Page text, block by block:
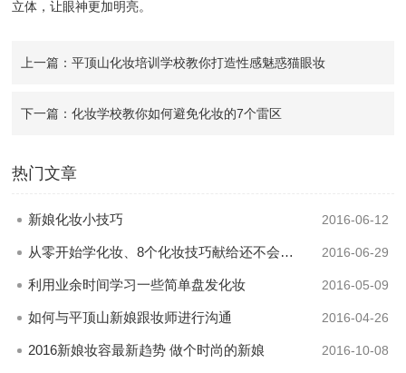
立体，让眼神更加明亮。
上一篇：平顶山化妆培训学校教你打造性感魅惑猫眼妆
下一篇：化妆学校教你如何避免化妆的7个雷区
热门文章
新娘化妆小技巧 2016-06-12
从零开始学化妆、8个化妆技巧献给还不会化妆的你 2016-06-29
利用业余时间学习一些简单盘发化妆 2016-05-09
如何与平顶山新娘跟妆师进行沟通 2016-04-26
2016新娘妆容最新趋势 做个时尚的新娘 2016-10-08